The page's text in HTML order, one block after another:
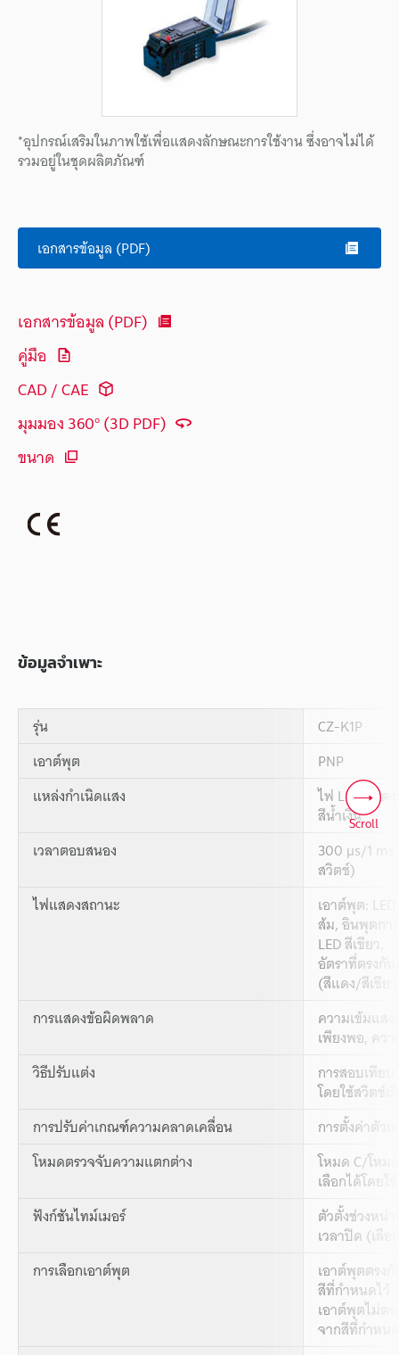
*อุปกรณ์เสริมในภาพใช้เพื่อแสดงลักษณะการใช้งาน ซึ่งอาจไม่ได้
รวมอยู่ในชุดผลิตภัณฑ์
เอกสารข้อมูล (PDF)
เอกสารข้อมูล (PDF)
คู่มือ
CAD / CAE
มุมมอง 360° (3D PDF)
ขนาด
ข้อมูลจำเพาะ
รุ่น
CZ-K1P
เอาต์พุต
PNP
แหล่งกำเนิดแสง
ไฟ LED สีแด
สีน้ำเงิน
เวลาตอบสนอง
300 µs/1 ms
สวิตช์)
ไฟแสดงสถานะ
เอาต์พุต:
ส้ม, อินพุตกา
LED สีเขียว,
อัตราที่ตรงกั
(สีแดง/สีเขีย
การแสดงข้อผิดพลาด
ความเข้มแส
เพียงพอ, คว
วิธีปรับแต่ง
การสอบเทีย
โดยใช้สวิตช์เ
การปรับค่าเกณฑ์ความคลาดเคลื่อน
การตั้งค่าตัว
โหมดตรวจจับความแตกต่าง
โหมด C/โหม
เลือกได้โดยใ
ฟังก์ชันไทม์เมอร์
ตัวตั้งช่วงหน่
เวลาปิด (เลื
การเลือกเอาต์พุต
เอาต์พุตตรง
สีที่กำหนดไว้
เอาต์พุตไม่ต
จากสีที่กำหน
Scroll